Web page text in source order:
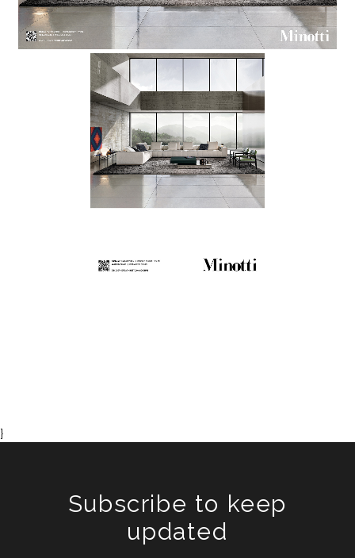
}
Subscribe to keep
updated